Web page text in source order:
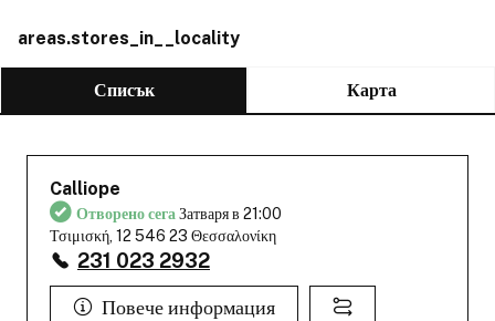
areas.stores_in__locality
Списък Карта
Calliope
Отворено сегаЗатваря в 21:00
Τσιμισκή, 12 546 23 Θεσσαλονίκη
231 023 2932
Повече информация